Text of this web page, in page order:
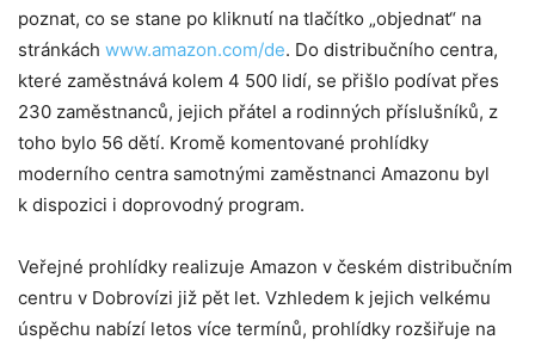
poznat, co se stane po kliknutí na tlačítko „objednat“ na
stránkách www.amazon.com/de. Do distribučního centra,
které zaměstnává kolem 4 500 lidí, se přišlo podívat přes
230 zaměstnanců, jejich přátel a rodinných příslušníků, z
toho bylo 56 dětí. Kromě komentované prohlídky
moderního centra samotnými zaměstnanci Amazonu byl
k dispozici i doprovodný program.
Veřejné prohlídky realizuje Amazon v českém distribučním
centru v Dobrovízi již pět let. Vzhledem k jejich velkému
úspěchu nabízí letos více termínů, prohlídky rozšiřuje na